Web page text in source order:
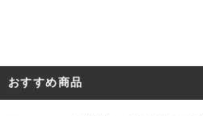
おすすめ商品